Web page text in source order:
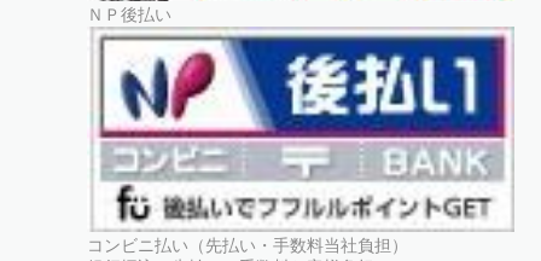
ＮＰ後払い
コンビニ払い（先払い・手数料当社負担）